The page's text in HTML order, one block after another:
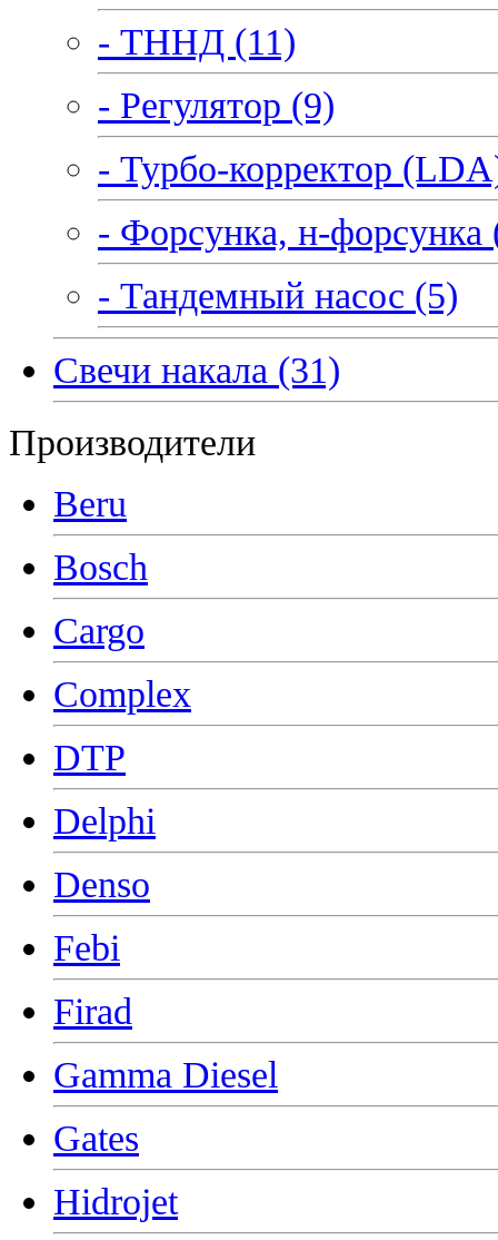
- ТННД (11)
- Регулятор (9)
- Турбо-корректор
- Форсунка, н-форсунка
- Тандемный насос (5)
Свечи накала (31)
Производители
Beru
Bosch
Cargo
Complex
DTP
Delphi
Denso
Febi
Firad
Gamma Diesel
Gates
Hidrojet